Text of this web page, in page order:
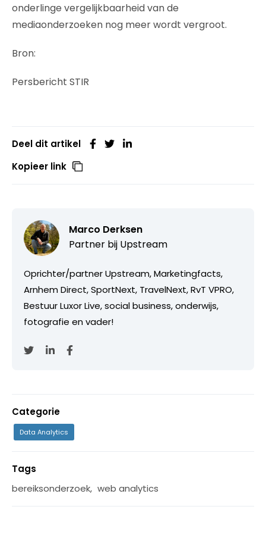
onderlinge vergelijkbaarheid van de
mediaonderzoeken nog meer wordt vergroot.
Bron:
Persbericht STIR
Deel dit artikel
Kopieer link
Marco Derksen
Partner bij Upstream
Oprichter/partner Upstream, Marketingfacts,
Arnhem Direct, SportNext, TravelNext, RvT VPRO,
Bestuur Luxor Live, social business, onderwijs,
fotografie en vader!
Categorie
Data Analytics
Tags
bereiksonderzoek, web analytics